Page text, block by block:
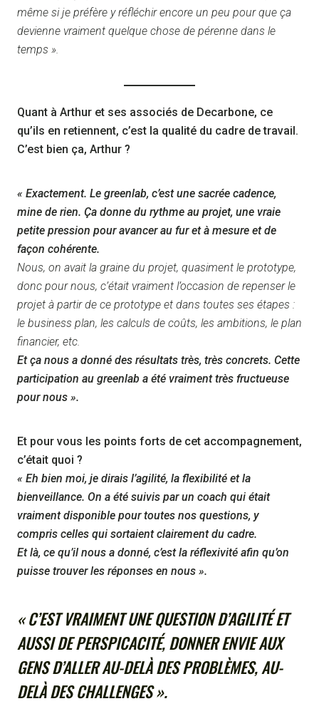
même si je préfère y réfléchir encore un peu pour que ça
devienne vraiment quelque chose de pérenne dans le
temps ».
Quant à Arthur et ses associés de Decarbone, ce
qu’ils en retiennent, c’est la qualité du cadre de travail.
C’est bien ça, Arthur ?
« Exactement. Le greenlab, c’est une sacrée cadence,
mine de rien. Ça donne du rythme au projet, une vraie
petite pression pour avancer au fur et à mesure et de
façon cohérente.
Nous, on avait la graine du projet, quasiment le prototype,
donc pour nous, c’était vraiment l’occasion de repenser le
projet à partir de ce prototype et dans toutes ses étapes :
le business plan, les calculs de coûts, les ambitions, le plan
financier, etc.
Et ça nous a donné des résultats très, très concrets. Cette
participation au greenlab a été vraiment très fructueuse
pour nous ».
Et pour vous les points forts de cet accompagnement,
c’était quoi ?
« Eh bien moi, je dirais l’agilité, la flexibilité et la
bienveillance. On a été suivis par un coach qui était
vraiment disponible pour toutes nos questions, y
compris celles qui sortaient clairement du cadre.
Et là, ce qu’il nous a donné, c’est la réflexivité afin qu’on
puisse trouver les réponses en nous ».
« C’EST VRAIMENT UNE QUESTION D’AGILITÉ ET
AUSSI DE PERSPICACITÉ, DONNER ENVIE AUX
GENS D’ALLER AU-DELÀ DES PROBLÈMES, AU-
DELÀ DES CHALLENGES ».